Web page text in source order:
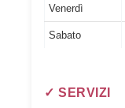
Venerdì
Sabato
✓ SERVIZI